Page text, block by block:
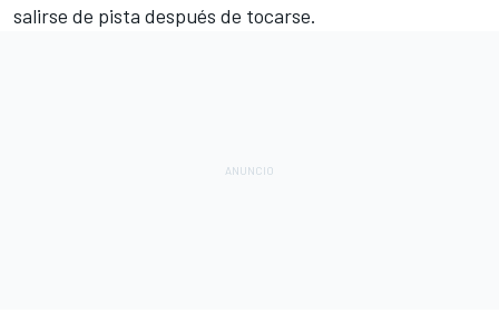
salirse de pista después de tocarse.